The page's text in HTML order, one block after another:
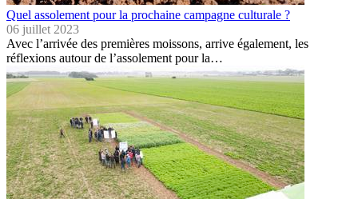
Quel assolement pour la prochaine campagne culturale ?
06 juillet 2023
Avec l’arrivée des premières moissons, arrive également, les
réflexions autour de l’assolement pour la…